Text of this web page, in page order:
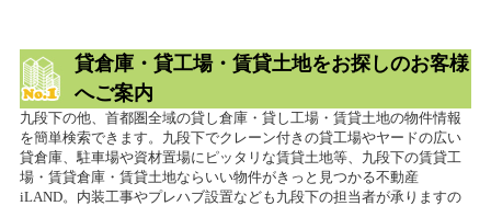
貸倉庫・貸工場・賃貸土地をお探しのお客様
へご案内
九段下の他、首都圏全域の貸し倉庫・貸し工場・賃貸土地の物件情報
を簡単検索できます。九段下でクレーン付きの貸工場やヤードの広い
貸倉庫、駐車場や資材置場にピッタリな賃貸土地等、九段下の賃貸工
場・賃貸倉庫・賃貸土地ならいい物件がきっと見つかる不動産
iLAND。内装工事やプレハブ設置なども九段下の担当者が承りますの